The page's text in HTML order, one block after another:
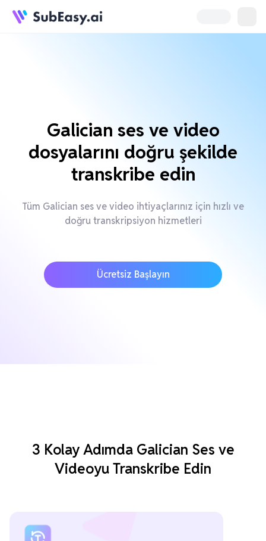
Galician ses ve video
dosyalarını doğru şekilde
transkribe edin
Tüm Galician ses ve video ihtiyaçlarınız için hızlı ve
doğru transkripsiyon hizmetleri
Ücretsiz Başlayın
3 Kolay Adımda Galician Ses ve
Videoyu Transkribe Edin